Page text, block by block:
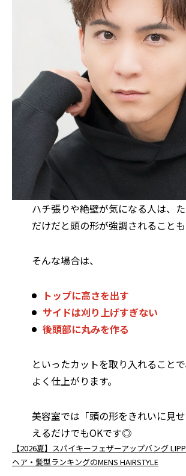
ハチ張りや絶壁が気になる人は、
だけだと頭の形が強調されることも
そんな場合は、
トップに高さを出す
サイドは刈り上げすぎない
後頭部に丸みを作る
といったカットを取り入れること
よく仕上がります。
美容室では「頭の形をきれいに見
えるだけでもOKです◎
【2026夏】スパイキーフェザーアップバング
ヘア・髪型ランキングのMENS HAIRSTYLE